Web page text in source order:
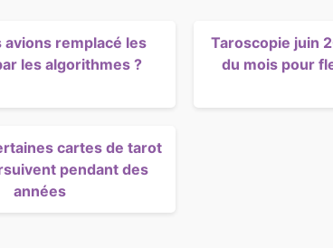
avions remplacé les
les algorithmes ?
Taroscopie juin
du mois pour
cartes de tarot
pendant des
années